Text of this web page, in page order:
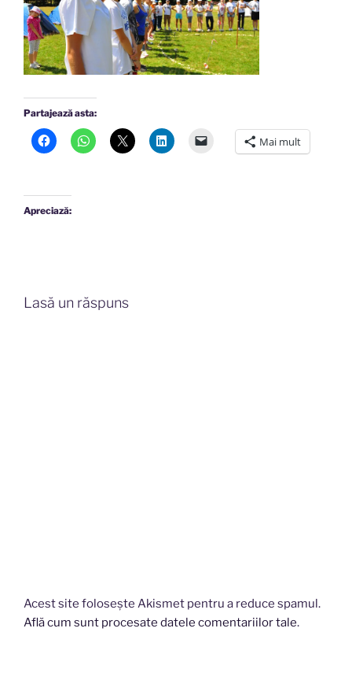
Partajează asta:
Mai mult
Apreciază:
Lasă un răspuns
Acest site folosește Akismet pentru a reduce spamul.
Află cum sunt procesate datele comentariilor tale.